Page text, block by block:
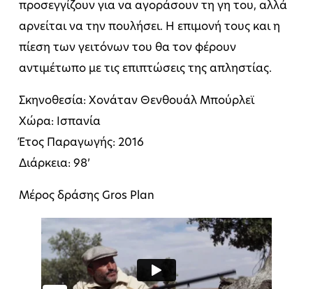
προσεγγίζουν για να αγοράσουν τη γη του, αλλά
αρνείται να την πουλήσει. Η επιμονή τους και η
πίεση των γειτόνων του θα τον φέρουν
αντιμέτωπο με τις επιπτώσεις της απληστίας.
Σκηνοθεσία: Χονάταν Θενθουάλ Μπούρλεϊ
Χώρα: Ισπανία
Έτος Παραγωγής: 2016
Διάρκεια: 98’
Μέρος δράσης Gros Plan